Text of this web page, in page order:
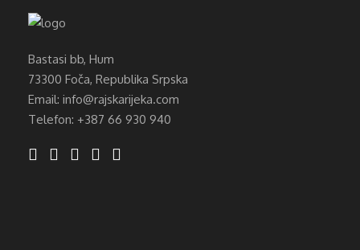
Bastasi bb, Hum
73300 Foča, Republika Srpska
Email: info@rajskarijeka.com
Telefon: +387 66 930 940